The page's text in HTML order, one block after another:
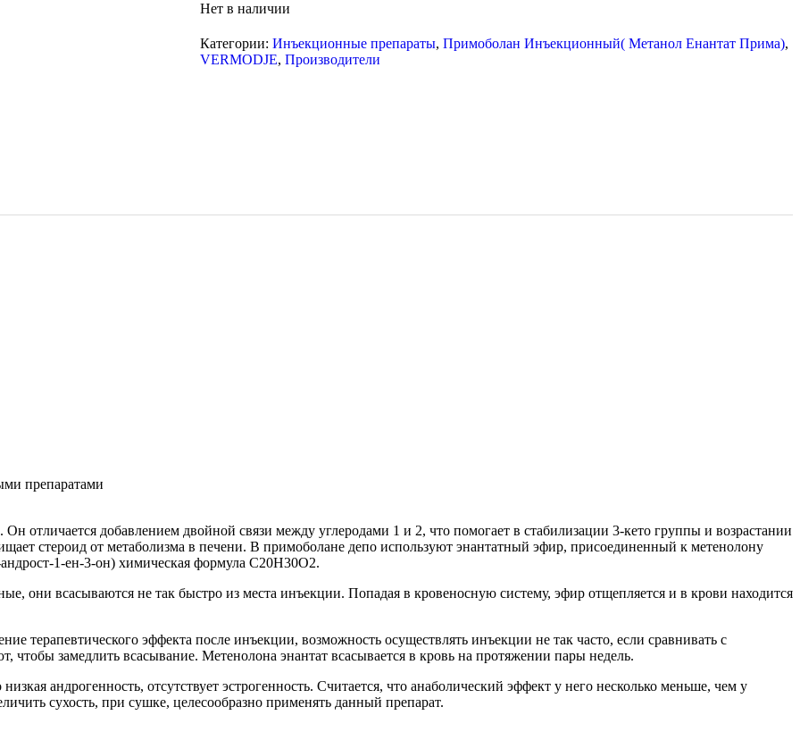
Нет в наличии
Категории: Инъeкциoнныe препараты, Примоболан Инъекционный( Метанол Енантат Прима),
VERMODJE, Производители
препаратами
отличается добавлением двойной связи между углеродами 1 и 2, что помогает в стабилизации 3-кето группы и возрастании
стероид от метаболизма в печени. В примоболане депо используют энантатный эфир, присоединенный к метенолону
1-ен-3-он) химическая формула C20H30O2.
они всасываются не так быстро из места инъекции. Попадая в кровеносную систему, эфир отщепляется и в крови находится
терапевтического эффекта после инъекции, возможность осуществлять инъекции не так часто, если сравнивать с
замедлить всасывание. Метенолона энантат всасывается в кровь на протяжении пары недель.
андрогенность, отсутствует эстрогенность. Считается, что анаболический эффект у него несколько меньше, чем у
сухость, при сушке, целесообразно применять данный препарат.